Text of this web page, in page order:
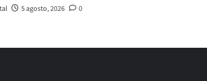
5 agosto, 2026 0